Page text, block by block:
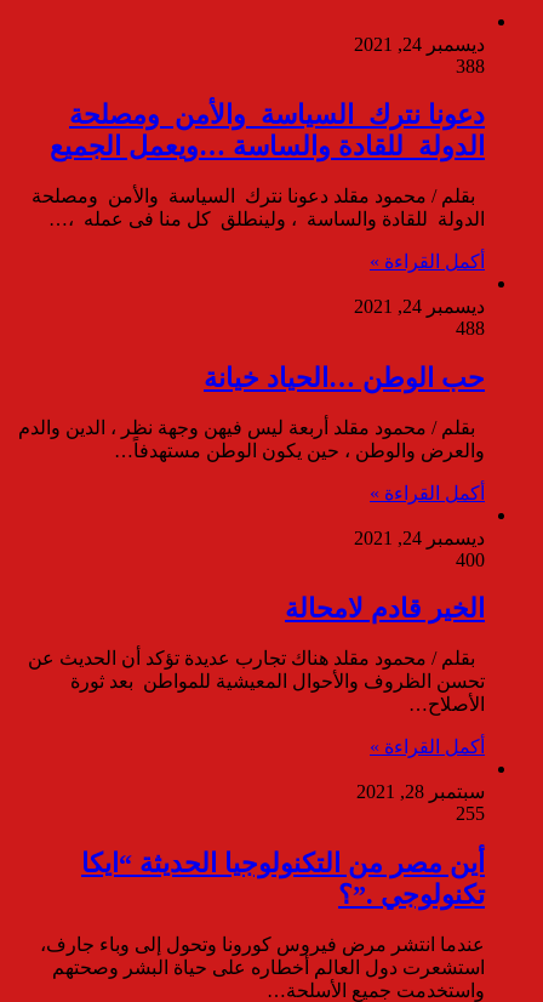
ديسمبر 24, 2021
388
دعونا نترك السياسة والأمن ومصلحة
الدولة للقادة والساسة …ويعمل الجميع
بقلم / محمود مقلد دعونا نترك السياسة والأمن ومصلحة
الدولة للقادة والساسة ، ولينطلق كل منا فى عمله ،…
أكمل القراءة »
ديسمبر 24, 2021
488
حب الوطن …الحياد خيانة
بقلم / محمود مقلد أربعة ليس فيهن وجهة نظر ، الدين والدم
والعرض والوطن ، حين يكون الوطن مستهدفاً…
أكمل القراءة »
ديسمبر 24, 2021
400
الخير قادم لامحالة
بقلم / محمود مقلد هناك تجارب عديدة تؤكد أن الحديث عن
تحسن الظروف والأحوال المعيشية للمواطن بعد ثورة
الأصلاح…
أكمل القراءة »
سبتمبر 28, 2021
255
أين مصر من التكنولوجيا الحديثة “ايكا
تكنولوجي .”؟
عندما انتشر مرض فيروس كورونا وتحول إلى وباء جارف،
استشعرت دول العالم أخطاره على حياة البشر وصحتهم
واستخدمت جميع الأسلحة…